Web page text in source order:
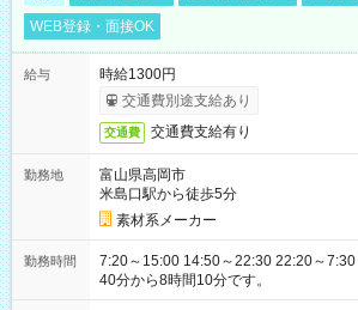
WEB登録・面接OK
給与
時給1300円
交通費別途支給あり
交通費 交通費支給有り
勤務地
富山県高岡市
米島口駅から徒歩5分
素材系メーカー
勤務時間
7:20～15:00 14:50～22:30 22:20～7:30 ※表記のうち実働6時間
40分から8時間10分です。